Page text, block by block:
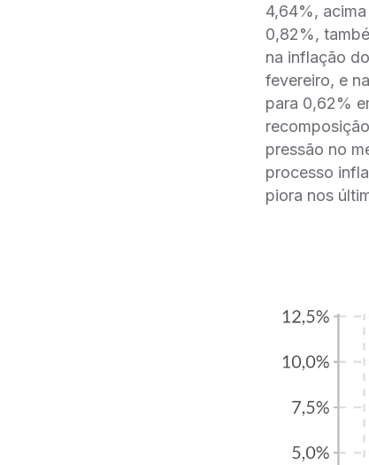
4,64%,
0,82%,
na inflação
fevereiro, e
para 0,62%
pressão no
processo
piora nos